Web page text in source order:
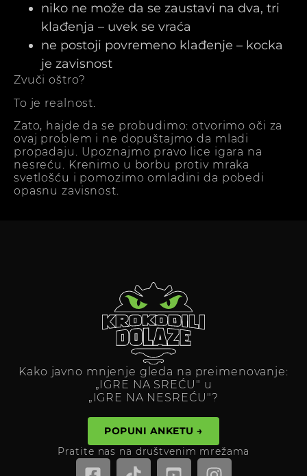
niko ne može da se zaustavi na dva, tri
klađenja – uvek se vraća
ne postoji povremeno klađenje – kocka
je zavisnost
Zvuči oštro?
To je realnost.
Zato, hajde da se probudimo: otvorimo oči za
ovaj problem i ne dopuštajmo da mladi
propadaju. Upoznajmo pravo lice igara na
nesreću. Krenimo u borbu protiv mraka
svetlošću i pomozimo omladini da pobedi
opasnu zavisnost.
Kako javno mnjenje gleda na preimenovanje:
„IGRE NA SREĆU" u
„IGRE NA NESREĆU"?
POPUNI ANKETU →
Pratite nas na društvenim mrežama